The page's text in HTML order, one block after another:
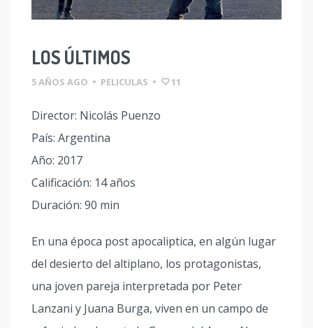
LOS ÚLTIMOS
5 AÑOS AGO • PELICULAS • 11
Director: Nicolás Puenzo
País: Argentina
Año: 2017
Calificación: 14 años
Duración: 90 min
En una época post apocaliptica, en algún lugar
del desierto del altiplano, los protagonistas,
una joven pareja interpretada por Peter
Lanzani y Juana Burga, viven en un campo de